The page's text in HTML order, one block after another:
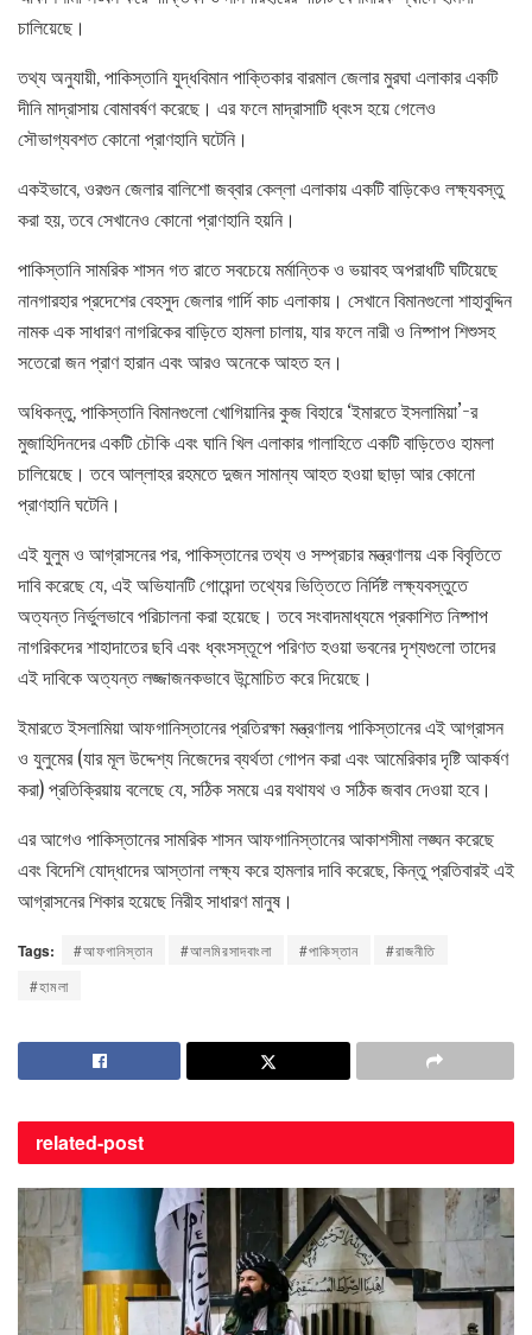
চালিয়েছে।
তথ্য অনুযায়ী, পাকিস্তানি যুদ্ধবিমান পাক্তিকার বারমাল জেলার মুরঘা এলাকার একটি
দীনি মাদ্রাসায় বোমাবর্ষণ করেছে। এর ফলে মাদ্রাসাটি ধ্বংস হয়ে গেলেও
সৌভাগ্যবশত কোনো প্রাণহানি ঘটেনি।
একইভাবে, ওরগুন জেলার বালিশো জব্বার কেল্লা এলাকায় একটি বাড়িকেও লক্ষ্যবস্তু
করা হয়, তবে সেখানেও কোনো প্রাণহানি হয়নি।
পাকিস্তানি সামরিক শাসন গত রাতে সবচেয়ে মর্মান্তিক ও ভয়াবহ অপরাধটি ঘটিয়েছে
নানগারহার প্রদেশের বেহসুদ জেলার গার্দি কাচ এলাকায়। সেখানে বিমানগুলো শাহাবুদ্দিন
নামক এক সাধারণ নাগরিকের বাড়িতে হামলা চালায়, যার ফলে নারী ও নিষ্পাপ শিশুসহ
সতেরো জন প্রাণ হারান এবং আরও অনেকে আহত হন।
অধিকন্তু, পাকিস্তানি বিমানগুলো খোগিয়ানির কুজ বিহারে ‘ইমারতে ইসলামিয়া’-র
মুজাহিদিনদের একটি চৌকি এবং ঘানি খিল এলাকার গালাহিতে একটি বাড়িতেও হামলা
চালিয়েছে। তবে আল্লাহর রহমতে দুজন সামান্য আহত হওয়া ছাড়া আর কোনো
প্রাণহানি ঘটেনি।
এই যুলুম ও আগ্রাসনের পর, পাকিস্তানের তথ্য ও সম্প্রচার মন্ত্রণালয় এক বিবৃতিতে
দাবি করেছে যে, এই অভিযানটি গোয়েন্দা তথ্যের ভিত্তিতে নির্দিষ্ট লক্ষ্যবস্তুতে
অত্যন্ত নির্ভুলভাবে পরিচালনা করা হয়েছে। তবে সংবাদমাধ্যমে প্রকাশিত নিষ্পাপ
নাগরিকদের শাহাদাতের ছবি এবং ধ্বংসস্তূপে পরিণত হওয়া ভবনের দৃশ্যগুলো তাদের
এই দাবিকে অত্যন্ত লজ্জাজনকভাবে উন্মোচিত করে দিয়েছে।
ইমারতে ইসলামিয়া আফগানিস্তানের প্রতিরক্ষা মন্ত্রণালয় পাকিস্তানের এই আগ্রাসন
ও যুলুমের (যার মূল উদ্দেশ্য নিজেদের ব্যর্থতা গোপন করা এবং আমেরিকার দৃষ্টি আকর্ষণ
করা) প্রতিক্রিয়ায় বলেছে যে, সঠিক সময়ে এর যথাযথ ও সঠিক জবাব দেওয়া হবে।
এর আগেও পাকিস্তানের সামরিক শাসন আফগানিস্তানের আকাশসীমা লঙ্ঘন করেছে
এবং বিদেশি যোদ্ধাদের আস্তানা লক্ষ্য করে হামলার দাবি করেছে, কিন্তু প্রতিবারই এই
আগ্রাসনের শিকার হয়েছে নিরীহ সাধারণ মানুষ।
Tags: #আফগানিস্তান #আলমিরসাদবাংলা #পাকিস্তান
#রাজনীতি
#হামলা
related-post